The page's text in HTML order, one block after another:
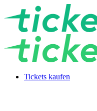
Tickets kaufen